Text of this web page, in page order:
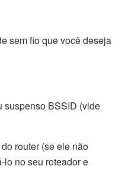
sem fio que você deseja
suspenso BSSID (vide
router (se ele não
lo no seu roteador e